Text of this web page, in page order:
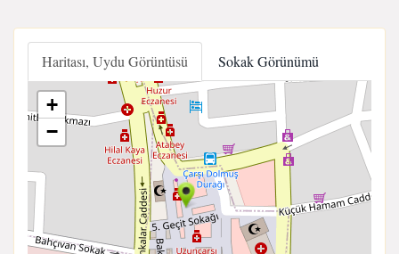
Haritası, Uydu Görüntüsü Sokak Görünümü
+
−